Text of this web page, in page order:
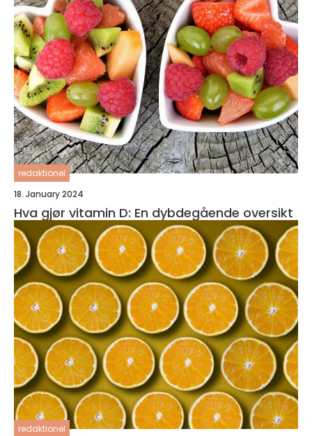
redaktionel
18. January 2024
Hva gjør vitamin D: En dybdegående oversikt
redaktionel